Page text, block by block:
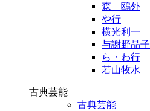
森 鴎外
や行
横光利一
与謝野晶子
ら・わ行
若山牧水
古典芸能
古典芸能